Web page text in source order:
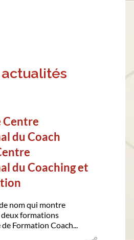
actualités
Centre
du Coach
du Coaching et
nom qui montre
deux formations
Formation Coach...